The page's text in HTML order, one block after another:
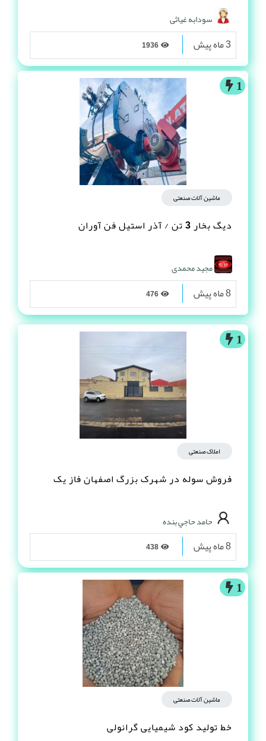
سودابه غیاثی
3 ماه پیش
1
ماشین آلات صنعتی
دیگ بخار 3 تن / آذر استیل فن آوران
مجید محمدی
8 ماه پیش
1
املاک صنعتی
فروش سوله در شهرک بزرگ اصفهان فاز یک
حامد حاجي بنده
8 ماه پیش
1
ماشین آلات صنعتی
خط تولید کود شیمیایی گرانولی